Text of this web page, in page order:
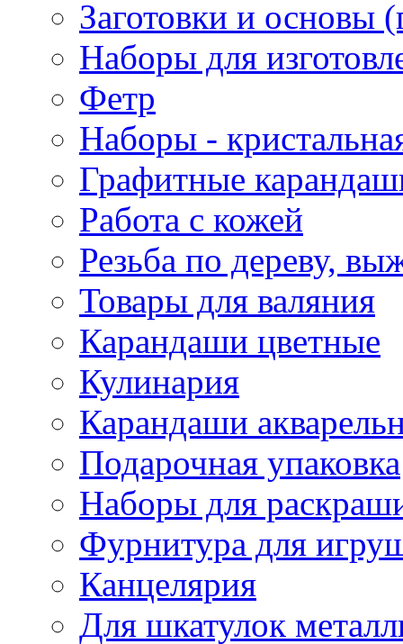
Заготовки и основы
Наборы для
Фетр
Наборы -
Графитные
Работа с кожей
Резьба по дереву,
Товары для валяния
Карандаши цветные
Кулинария
Карандаши
Подарочная упаковка
Наборы для
Фурнитура для
Канцелярия
Для шкатулок